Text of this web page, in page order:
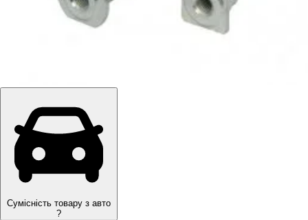
Сумісність товару з авто
?